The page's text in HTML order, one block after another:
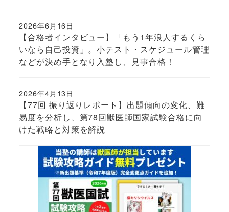
【合格者インタビュー】「もう1年浪人するくら
いなら自己投資」。小テスト・スケジュール管理
などが決め手となり入塾し、見事合格！
投稿日
2026年6月16日
【77回 振り返りレポート】出題傾向の変化、難
易度を分析し、第78回獣医師国家試験合格に向
けた戦略と対策を解説
投稿日
2026年4月13日